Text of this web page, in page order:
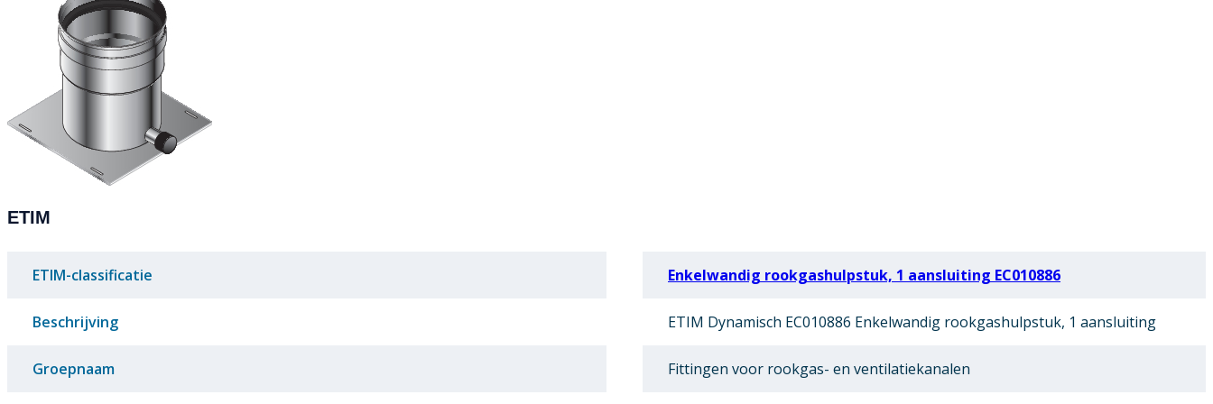
ETIM
ETIM-classificatie Enkelwandig rookgashulpstuk, 1 aansluiting EC010886
Beschrijving ETIM Dynamisch EC010886 Enkelwandig rookgashulpstuk, 1 aansluiting
Groepnaam Fittingen voor rookgas- en ventilatiekanalen